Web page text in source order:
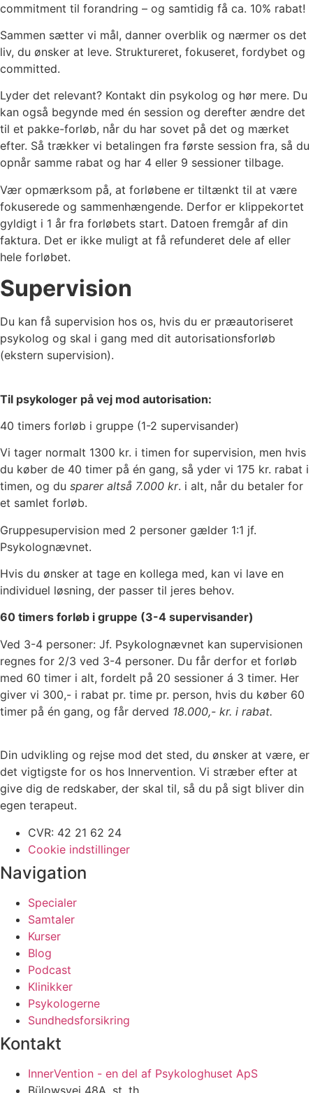
commitment til forandring – og samtidig få ca. 10% rabat!
Sammen sætter vi mål, danner overblik og nærmer os det
liv, du ønsker at leve. Struktureret, fokuseret, fordybet og
committed.
Lyder det relevant? Kontakt din psykolog og hør mere. Du
kan også begynde med én session og derefter ændre det
til et pakke-forløb, når du har sovet på det og mærket
efter. Så trækker vi betalingen fra første session fra, så du
opnår samme rabat og har 4 eller 9 sessioner tilbage.
Vær opmærksom på, at forløbene er tiltænkt til at være
fokuserede og sammenhængende. Derfor er klippekortet
gyldigt i 1 år fra forløbets start. Datoen fremgår af din
faktura. Det er ikke muligt at få refunderet dele af eller
hele forløbet.
Supervision
Du kan få supervision hos os, hvis du er præautoriseret
psykolog og skal i gang med dit autorisationsforløb
(ekstern supervision).
Til psykologer på vej mod autorisation:
40 timers forløb i gruppe (1-2 supervisander)
Vi tager normalt 1300 kr. i timen for supervision, men hvis
du køber de 40 timer på én gang, så yder vi 175 kr. rabat i
timen, og du sparer altså 7.000 kr. i alt, når du betaler for
et samlet forløb.
Gruppesupervision med 2 personer gælder 1:1 jf.
Psykolognævnet.
Hvis du ønsker at tage en kollega med, kan vi lave en
individuel løsning, der passer til jeres behov.
60 timers forløb i gruppe (3-4 supervisander)
Ved 3-4 personer: Jf. Psykolognævnet kan supervisionen
regnes for 2/3 ved 3-4 personer. Du får derfor et forløb
med 60 timer i alt, fordelt på 20 sessioner á 3 timer. Her
giver vi 300,- i rabat pr. time pr. person, hvis du køber 60
timer på én gang, og får derved 18.000,- kr. i rabat.
Din udvikling og rejse mod det sted, du ønsker at være, er
det vigtigste for os hos Innervention. Vi stræber efter at
give dig de redskaber, der skal til, så du på sigt bliver din
egen terapeut.
CVR: 42 21 62 24
Cookie indstillinger
Navigation
Specialer
Samtaler
Kurser
Blog
Podcast
Klinikker
Psykologerne
Sundhedsforsikring
Kontakt
InnerVention - en del af Psykologhuset ApS
Bülowsvej 48A, st. th.